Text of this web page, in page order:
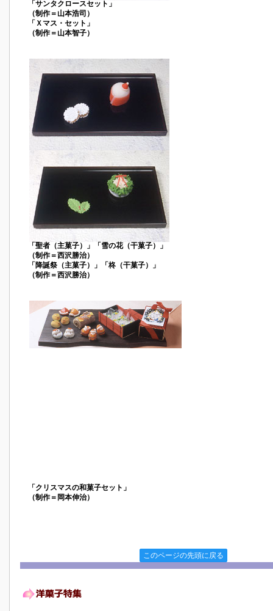
「サンタクロースセット」
（制作＝山本浩司）
「Ｘマス・セット」
（制作＝山本智子）
「聖者（主菓子）」「雪の花（干菓子）」
（制作＝西沢勝治）
「降誕祭（主菓子）」「柊（干菓子）」
（制作＝西沢勝治）
「クリスマスの和菓子セット」
（制作＝岡本伸治）
このページの先頭に戻る